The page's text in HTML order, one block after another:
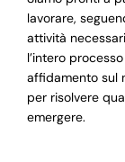
lavorare,
attività
l’intero
affidamento sul
per risolvere
emergere.